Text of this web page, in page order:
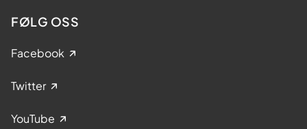
FØLG OSS
Facebook
Twitter
YouTube